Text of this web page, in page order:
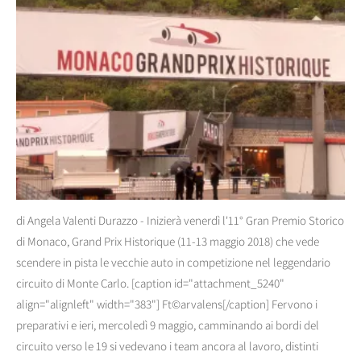
di Angela Valenti Durazzo - Inizierà venerdì l'11° Gran Premio Storico
di Monaco, Grand Prix Historique (11-13 maggio 2018) che vede
scendere in pista le vecchie auto in competizione nel leggendario
circuito di Monte Carlo. [caption id="attachment_5240"
align="alignleft" width="383"] Ft©arvalens[/caption] Fervono i
preparativi e ieri, mercoledì 9 maggio, camminando ai bordi del
circuito verso le 19 si vedevano i team ancora al lavoro, distinti